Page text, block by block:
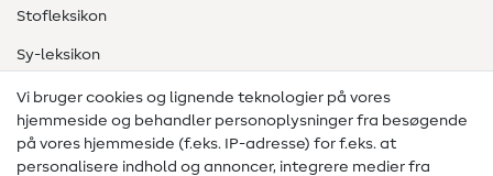
Stofleksikon
Sy-leksikon
Syvejledninger
Hjælp & kontakt
Vi bruger cookies og lignende teknologier på vores
hjemmeside og behandler personoplysninger fra besøgende
på vores hjemmeside (f.eks. IP-adresse) for f.eks. at
personalisere indhold og annoncer, integrere medier fra